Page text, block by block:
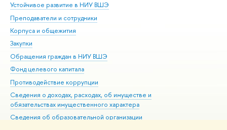
Устойчивое развитие в НИУ ВШЭ
Преподаватели и сотрудники
Корпуса и общежития
Закупки
Обращения граждан в НИУ ВШЭ
Фонд целевого капитала
Противодействие коррупции
Сведения о доходах, расходах, об имуществе и
обязательствах имущественного характера
Сведения об образовательной организации